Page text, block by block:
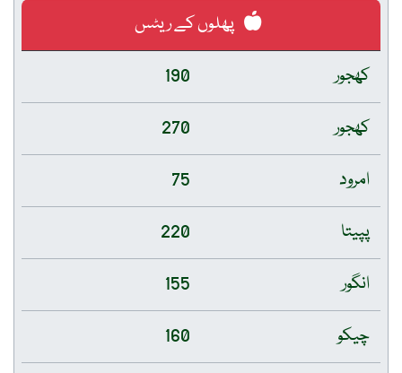
پھلوں کے ریٹس
کھجور
190
کھجور
270
امرود
75
پپیتا
220
انگور
155
چیکو
160